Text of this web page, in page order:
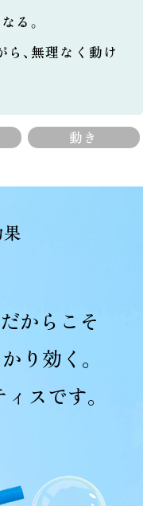
る。
、無理なく動け
動き
からこそ
り効く。
スです。